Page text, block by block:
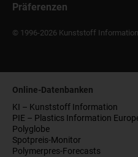
Präferenzen
© 1996-2026 Kunststoff
Online-Datenbanken
KI – Kunststoff Information
PIE – Plastics Information
Polyglobe
Spotpreis-Monitor
Polymerpres-Forecasts